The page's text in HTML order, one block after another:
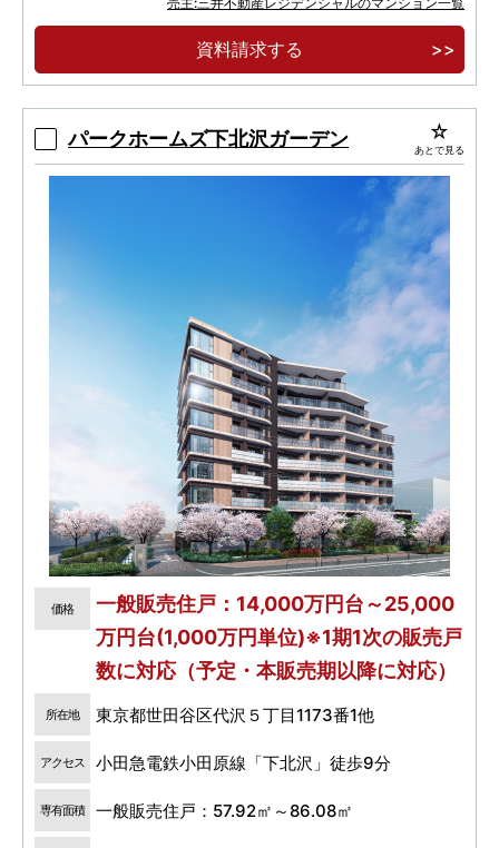
ー。
５４平米台～１０１平米台、全１５タイプの多
資料請求する
パークホームズ下北沢ガーデン あとで見る
価格
一般販売住戸：14,000万円台～25,000
万円台(1,000万円単位)※1期1次の販売戸
数に対応（予定・本販売期以降に対応）
所在地 東京都世田谷区代沢５丁目1173番1他
アクセス 小田急電鉄小田原線「下北沢」徒歩9分
専有面積 一般販売住戸：57.92㎡～86.08㎡